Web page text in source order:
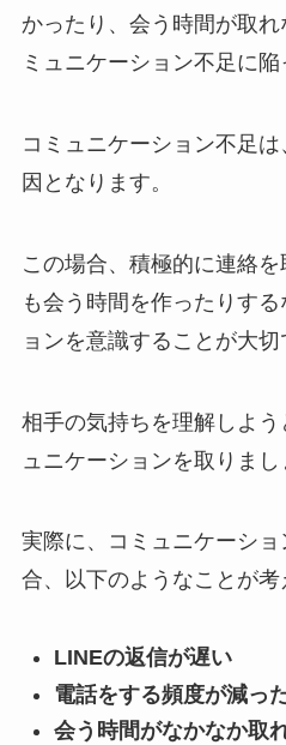
かったり、会う時間が取
ミュニケーション不足に陥
コミュニケーション不足
因となります。
この場合、積極的に連絡
も会う時間を作ったりす
ョンを意識することが大切
相手の気持ちを理解しよう
ュニケーションを取りまし
実際に、コミュニケーシ
合、以下のようなことが考
LINEの返信が遅い
電話をする頻度が減っ
会う時間がなかなか取